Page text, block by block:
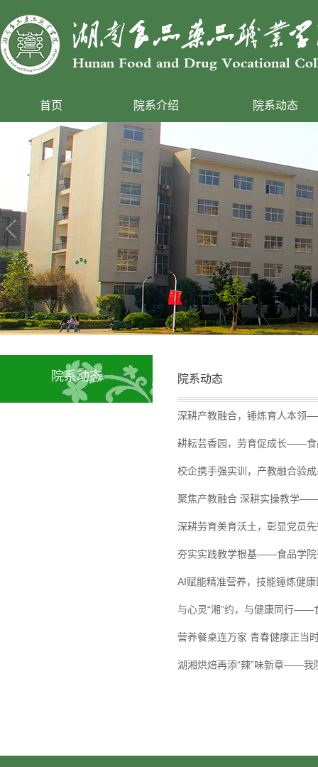
首页 院系介绍 院系动态
院系动态 院系动态
深耕产教融合，锤炼育人本领
耕耘芸香园，劳育促成长——食
校企携手强实训，产教融合验
聚焦产教融合 深耕实操教学
深耕劳育美育沃土，彰显党员
夯实实践教学根基——食品学院
AI赋能精准营养，技能锤炼健
与心灵“湘”约，与健康同行——
营养餐桌连万家 青春健康正当
湖湘烘焙再添“辣”味新章——我